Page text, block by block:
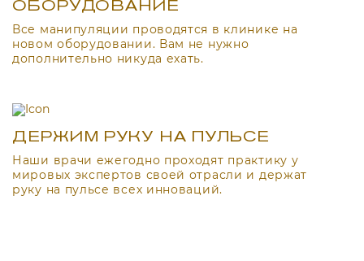
ОБОРУДОВАНИЕ
Все манипуляции проводятся в клинике на
новом оборудовании. Вам не нужно
дополнительно никуда ехать.
ДЕРЖИМ РУКУ НА ПУЛЬСЕ
Наши врачи ежегодно проходят практику у
мировых экспертов своей отрасли и держат
руку на пульсе всех инноваций.